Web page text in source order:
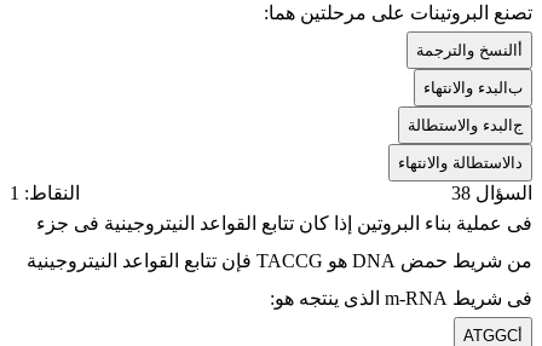
تصنع البروتينات على مرحلتين هما:
النسخ والترجمة
بالبدء والانتهاء
جالبدء والاستطالة
الاستطالة والانتهاء
السؤال 38
النقاط: 1
فى عملية بناء البروتين إذا كان تتابع القواعد النيتروجينية فى جزء
من شريط حمض DNA هو TACCG فإن تتابع القواعد النيتروجينية
فى شريط m-RNA الذى ينتجه هو:
ATGGC